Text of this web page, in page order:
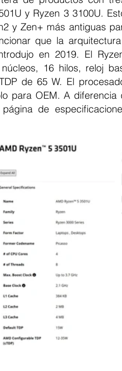
y Ryzen 3 3100U.
y Zen+ más antiguas
que la
en 2019. El
16 hilos, reloj
de 65 W. El
para OEM. A diferencia
de